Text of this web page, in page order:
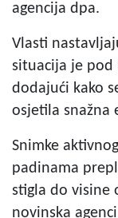
agencija dpa.
Vlasti
situacija je
dodajući kako
osjetila snažna
Snimke
padinama
stigla do visine
novinska